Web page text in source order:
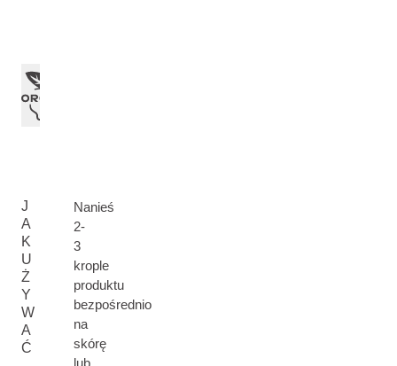
J
A
K
U
Ż
Y
W
A
Ć
Nanieś
2-
3
krople
produktu
bezpośrednio
na
skórę
lub